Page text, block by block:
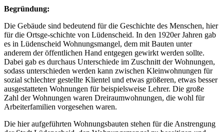
Begründung:
Die Gebäude sind bedeutend für die Geschichte des Menschen, hier
für die Ortsge-schichte von Lüdenscheid. In den 1920er Jahren gab
es in Lüdenscheid Wohnungsmangel, dem mit Bauten unter
anderem der öffentlichen Hand entgegen gewirkt werden sollte.
Dabei gab es durchaus Unterschiede im Zuschnitt der Wohnungen,
sodass unterschieden werden kann zwischen Kleinwohnungen für
sozial schlechter gestellte Klientel und etwas größeren, etwas besser
ausgestatteten Wohnungen für beispielsweise Lehrer. Die große
Zahl der Wohnungen waren Dreiraumwohnungen, die wohl für
Arbeiterfamilien vorgesehen waren.
Die hier aufgeführten Wohnungsbauten stehen für die Anstrengung